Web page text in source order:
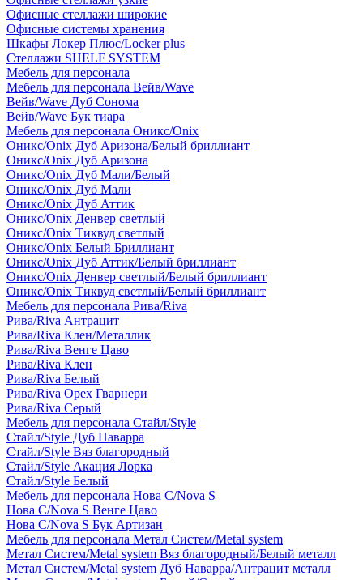
Офисные стеллажи широкие
Офисные системы хранения
Шкафы Локер Плюс/Locker plus
Стеллажи SHELF SYSTEM
Мебель для персонала
Мебель для персонала Вейв/Wave
Вейв/Wave Дуб Сонома
Вейв/Wave Бук тиара
Мебель для персонала Оникс/Onix
Оникс/Onix Дуб Аризона/Белый бриллиант
Оникс/Onix Дуб Аризона
Оникс/Onix Дуб Мали/Белый
Оникс/Onix Дуб Мали
Оникс/Onix Дуб Аттик
Оникс/Onix Денвер светлый
Оникс/Onix Тиквуд светлый
Оникс/Onix Белый Бриллиант
Оникс/Onix Дуб Аттик/Белый бриллиант
Оникс/Onix Денвер светлый/Белый бриллиант
Оникс/Onix Тиквуд светлый/Белый бриллиант
Мебель для персонала Рива/Riva
Рива/Riva Антрацит
Рива/Riva Клен/Металлик
Рива/Riva Венге Цаво
Рива/Riva Клен
Рива/Riva Белый
Рива/Riva Орех Гварнери
Рива/Riva Серый
Мебель для персонала Стайл/Style
Стайл/Style Дуб Наварра
Стайл/Style Вяз благородный
Стайл/Style Акация Лорка
Стайл/Style Белый
Мебель для персонала Нова С/Nova S
Нова С/Nova S Венге Цаво
Нова С/Nova S Бук Артизан
Мебель для персонала Метал Систем/Metal system
Метал Систем/Metal system Вяз благородный/Белый металл
Метал Систем/Metal system Дуб Наварра/Антрацит металл